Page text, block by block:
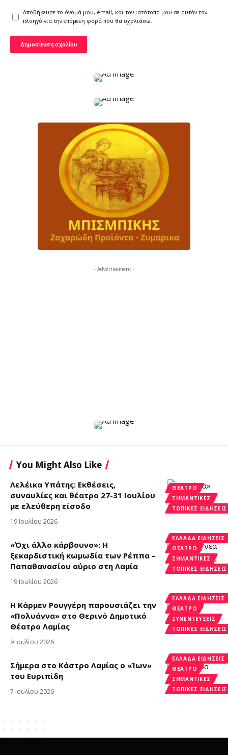
Αποθήκευσε το όνομά μου, email, και τον ιστότοπο μου σε αυτόν τον
πλοηγό για την επόμενη φορά που θα σχολιάσω.
- Advertisement -
You Might Also Like
ΘΈΑΤΡΟ
ΣΗΜΑΝΤΙΚΈΣ
ΤΟΠΙΚΈΣ ΕΙΔΉΣΕΙΣ
Λελέικα Υπάτης: Εκθέσεις,
συναυλίες και θέατρο 27-31 Ιουλίου
με ελεύθερη είσοδο
19 Ιουλίου 2026
ΕΛΛΆΔΑ ΕΙΔΉΣΕΙΣ
ΘΈΑΤΡΟ
ΣΗΜΑΝΤΙΚΈΣ
ΤΟΠΙΚΈΣ ΕΙΔΉΣΕΙΣ
«Όχι άλλο κάρβουνο»: Η
ξεκαρδιστική κωμωδία των Ρέππα –
Παπαθανασίου αύριο στη Λαμία
19 Ιουλίου 2026
ΕΛΛΆΔΑ ΕΙΔΉΣΕΙΣ
ΘΈΑΤΡΟ
ΣΥΝΕΝΤΕΎΞΕΙΣ
ΤΟΠΙΚΈΣ ΕΙΔΉΣΕΙΣ
Η Κάρμεν Ρουγγέρη παρουσιάζει την
«Πολυάννα» στο Θερινό Δημοτικό
Θέατρο Λαμίας
9 Ιουλίου 2026
ΕΛΛΆΔΑ ΕΙΔΉΣΕΙΣ
ΘΈΑΤΡΟ
ΣΗΜΑΝΤΙΚΈΣ
ΤΟΠΙΚΈΣ ΕΙΔΉΣΕΙΣ
Σήμερα στο Κάστρο Λαμίας ο «Ίων»
του Ευριπίδη
7 Ιουλίου 2026